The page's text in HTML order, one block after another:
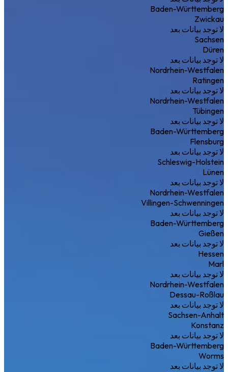
Baden-Württemberg
Zwickau
لا توجد بيانات بعد
Sachsen
Düren
لا توجد بيانات بعد
Nordrhein-Westfalen
Ratingen
لا توجد بيانات بعد
Nordrhein-Westfalen
Tübingen
لا توجد بيانات بعد
Baden-Württemberg
Flensburg
لا توجد بيانات بعد
Schleswig-Holstein
Lünen
لا توجد بيانات بعد
Nordrhein-Westfalen
Villingen-Schwenningen
لا توجد بيانات بعد
Baden-Württemberg
Gießen
لا توجد بيانات بعد
Hessen
Marl
لا توجد بيانات بعد
Nordrhein-Westfalen
Dessau-Roßlau
لا توجد بيانات بعد
Sachsen-Anhalt
Konstanz
لا توجد بيانات بعد
Baden-Württemberg
Worms
لا توجد بيانات بعد